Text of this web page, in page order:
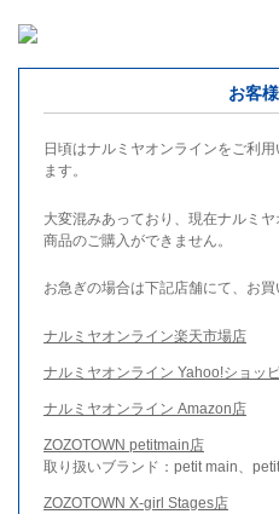
お客
日頃はナルミヤオンラインをご利
ます。
大変混みあっており、現在ナルミ
商品のご購入ができません。
お急ぎの場合は下記店舗にて、お買
ナルミヤオンライン楽天市場店
ナルミヤオンライン Yahoo!ショッ
ナルミヤオンライン Amazon店
ZOZOTOWN petitmain店
取り扱いブランド：petit main、
ZOZOTOWN X-girl Stages店